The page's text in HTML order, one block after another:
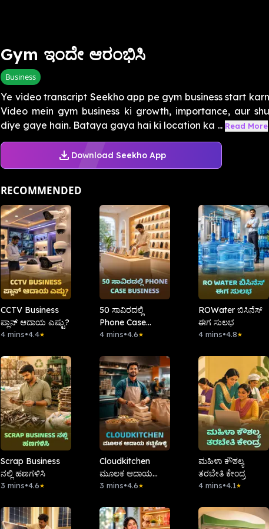
Gym ಇಂದೇ ಆರಂಭಿಸಿ
Business
Ye video transcript Seekho app pe gym business start
Video mein gym business ki growth, importance, aur
diye gaye hain. Bataya gaya hai ki location ka ... Read More
Download Seekho App
RECOMMENDED
CCTV Business
ಪ್ಲಾನ್ ಆದಾಯ ಎಷ್ಟು?
4 mins•4.4★
50 ಸಾವಿರದಲ್ಲಿ
Phone Case
Business
4 mins•4.6★
ROWater ಬಿಸಿನೆಸ್
ಈಗ ಸುಲಭ
4 mins•4.8★
Scrap Business
ನಲ್ಲಿ ಹಣಗಳಿಸಿ
3 mins•4.6★
Cloudkitchen
ಮೂಲಕ ಆದಾಯ
ಕಟ್ಟಿಕೊಳ್ಳಿ
3 mins•4.6★
ಮಹಿಳಾ ಕೌಶಲ್ಯ
ತರಬೇತಿ ಕೇಂದ್ರ
4 mins•4.1★